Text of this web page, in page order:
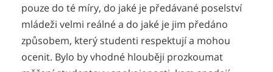
pouze do té míry, do jaké je předávané poselství
mládeži velmi reálné a do jaké je jim předáno
způsobem, který studenti respektují a mohou
ocenit. Bylo by vhodné hlouběji prozkoumat